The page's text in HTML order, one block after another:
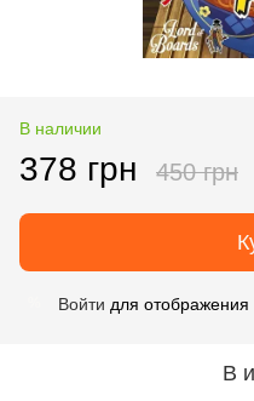
В наличии
378 грн 450 грн
Войти для отображения
В